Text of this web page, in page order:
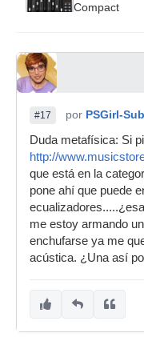
Compact
#17 por PSGirl-
Duda metafísica: Si
http://
que está en la
pone ahí que puede
me estoy armando
enchufarse ya me
acústica. ¿Una así